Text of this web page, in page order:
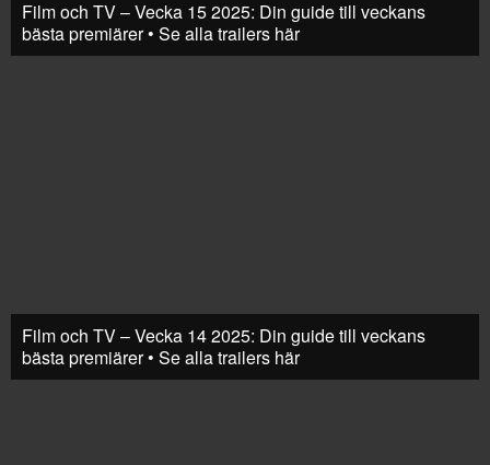
Film och TV – Vecka 15 2025: Din guide till veckans
bästa premiärer • Se alla trailers här
Film och TV – Vecka 14 2025: Din guide till veckans
bästa premiärer • Se alla trailers här